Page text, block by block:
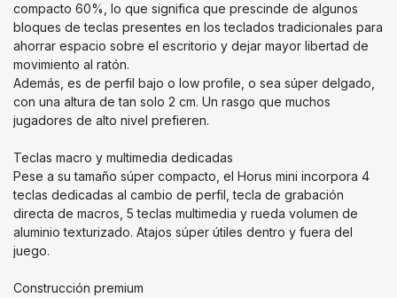
compacto 60%, lo que significa que prescinde de algunos
bloques de teclas presentes en los teclados tradicionales para
ahorrar espacio sobre el escritorio y dejar mayor libertad de
movimiento al ratón.
Además, es de perfil bajo o low profile, o sea súper delgado,
con una altura de tan solo 2 cm. Un rasgo que muchos
jugadores de alto nivel prefieren.
Teclas macro y multimedia dedicadas
Pese a su tamaño súper compacto, el Horus mini incorpora 4
teclas dedicadas al cambio de perfil, tecla de grabación
directa de macros, 5 teclas multimedia y rueda volumen de
aluminio texturizado. Atajos súper útiles dentro y fuera del
juego.
Construcción premium